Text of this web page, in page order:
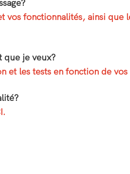
vos fonctionnalités, ainsi que
que je veux?
les tests en fonction de vos